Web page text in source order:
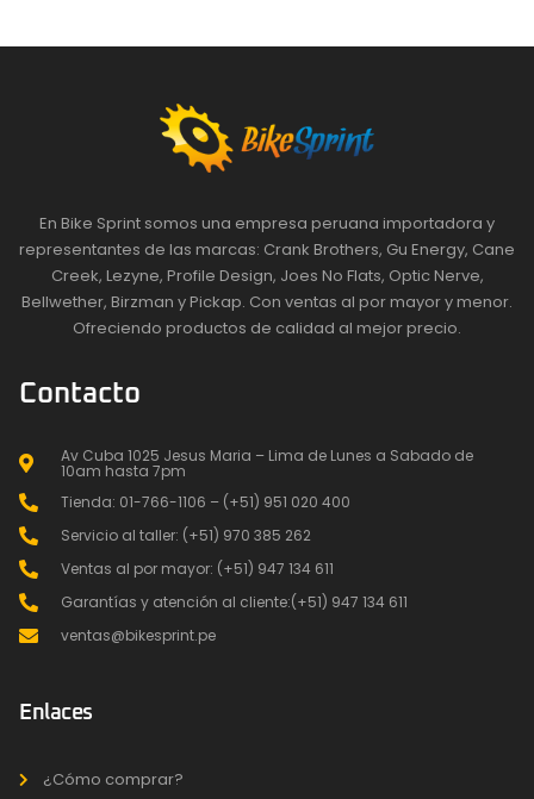
En Bike Sprint somos una empresa peruana importadora y
representantes de las marcas: Crank Brothers, Gu Energy, Cane
Creek, Lezyne, Profile Design, Joes No Flats, Optic Nerve,
Bellwether, Birzman y Pickap. Con ventas al por mayor y menor.
Ofreciendo productos de calidad al mejor precio.
Contacto
Av Cuba 1025 Jesus Maria – Lima de Lunes a Sabado de
10am hasta 7pm
Tienda: 01-766-1106 – (+51) 951 020 400
Servicio al taller: (+51) 970 385 262
Ventas al por mayor: (+51) 947 134 611
Garantías y atención al cliente:(+51) 947 134 611
ventas@bikesprint.pe
Enlaces
¿Cómo comprar?